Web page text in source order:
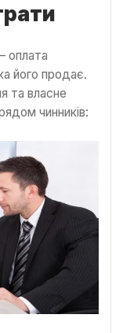
оплата
його продає.
та власне
чинників: